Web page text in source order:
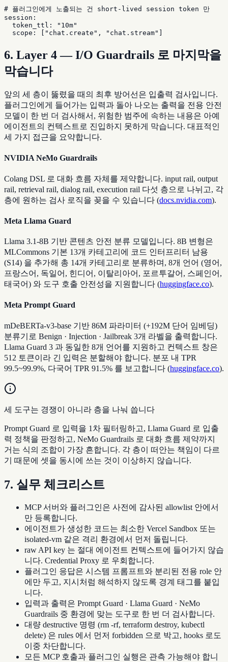
# 플러그인에게 노출되는 건 short-lived session token 만
session:
  token_ttl: "10m"
  scope: ["chat.create", "chat.stream"]
6. Layer 4 — I/O Guardrails 로 마지막을
막습니다
앞의 세 층이 뚫렸을 때의 최후 방어선은 입출력 검사입니다.
플러그인에게 들어가는 입력과 돌아 나오는 출력을 전용 안전
모델이 한 번 더 검사해서, 위험한 범주에 속하는 내용은 아예
에이전트의 컨텍스트로 진입하지 못하게 막습니다. 대표적인
세 가지 접근을 요약합니다.
NVIDIA NeMo Guardrails
Colang DSL 로 대화 흐름 자체를 제약합니다. input rail, output
rail, retrieval rail, dialog rail, execution rail 다섯 층으로 나뉘고, 각
층에 원하는 검사 로직을 꽂을 수 있습니다 (docs.nvidia.com).
Meta Llama Guard
Llama 3.1-8B 기반 콘텐츠 안전 분류 모델입니다. 8B 변형은
MLCommons 기본 13개 카테고리에 코드 인터프리터 남용
(S14) 을 추가해 총 14개 카테고리로 분류하며, 8개 언어 (영어,
프랑스어, 독일어, 힌디어, 이탈리아어, 포르투갈어, 스페인어,
태국어) 와 도구 호출 안전성을 지원합니다 (huggingface.co).
Meta Prompt Guard
mDeBERTa-v3-base 기반 86M 파라미터 (+192M 단어 임베딩)
분류기로 Benign · Injection · Jailbreak 3개 라벨을 출력합니다.
Llama Guard 3 과 동일한 8개 언어를 지원하고 컨텍스트 창은
512 토큰이라 긴 입력은 분할해야 합니다. 분포 내 TPR
99.5~99.9%, 다국어 TPR 91.5% 를 보고합니다 (huggingface.co).
세 도구는 경쟁이 아니라 층을 나눠 씁니다
Prompt Guard 로 입력을 1차 필터링하고, Llama Guard 로 입출
력 정책을 판정하고, NeMo Guardrails 로 대화 흐름 제약까지
거는 식의 조합이 가장 흔합니다. 각 층이 떠안는 책임이 다르
기 때문에 셋을 동시에 쓰는 것이 이상하지 않습니다.
7. 실무 체크리스트
MCP 서버와 플러그인은 사전에 감사된 allowlist 안에서
만 등록합니다.
에이전트가 생성한 코드는 최소한 Vercel Sandbox 또는
isolated-vm 같은 격리 환경에서 먼저 돌립니다.
raw API key 는 절대 에이전트 컨텍스트에 들어가지 않습
니다. Credential Proxy 로 우회합니다.
플러그인 응답은 시스템 프롬프트와 분리된 전용 role 안
에만 두고, 지시처럼 해석하지 않도록 경계 태그를 붙입
니다.
입력과 출력은 Prompt Guard · Llama Guard · NeMo
Guardrails 중 환경에 맞는 도구로 한 번 더 검사합니다.
대량 destructive 명령 (rm -rf, terraform destroy, kubectl
delete) 은 rules 에서 먼저 forbidden 으로 박고, hooks 로도
이중 차단합니다.
모든 MCP 호출과 플러그인 실행은 관측 가능해야 합니